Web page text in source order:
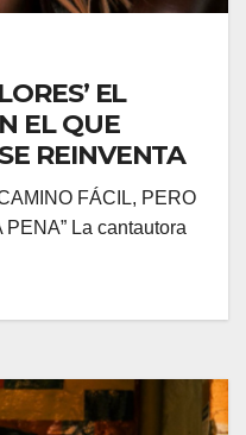
EL
EL QUE
REINVENTA
FÁCIL, PERO
La cantautora